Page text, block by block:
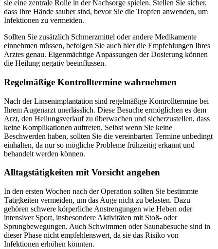
sie eine zentrale Rolle in der Nachsorge spielen. Stellen Sie sicher,
dass Ihre Hände sauber sind, bevor Sie die Tropfen anwenden, um
Infektionen zu vermeiden.
Sollten Sie zusätzlich Schmerzmittel oder andere Medikamente
einnehmen müssen, befolgen Sie auch hier die Empfehlungen Ihres
Arztes genau. Eigenmächtige Anpassungen der Dosierung können
die Heilung negativ beeinflussen.
Regelmäßige Kontrolltermine wahrnehmen
Nach der Linsenimplantation sind regelmäßige Kontrolltermine bei
Ihrem Augenarzt unerlässlich. Diese Besuche ermöglichen es dem
Arzt, den Heilungsverlauf zu überwachen und sicherzustellen, dass
keine Komplikationen auftreten. Selbst wenn Sie keine
Beschwerden haben, sollten Sie die vereinbarten Termine unbedingt
einhalten, da nur so mögliche Probleme frühzeitig erkannt und
behandelt werden können.
Alltagstätigkeiten mit Vorsicht angehen
In den ersten Wochen nach der Operation sollten Sie bestimmte
Tätigkeiten vermeiden, um das Auge nicht zu belasten. Dazu
gehören schwere körperliche Anstrengungen wie Heben oder
intensiver Sport, insbesondere Aktivitäten mit Stoß- oder
Sprungbewegungen. Auch Schwimmen oder Saunabesuche sind in
dieser Phase nicht empfehlenswert, da sie das Risiko von
Infektionen erhöhen könnten.